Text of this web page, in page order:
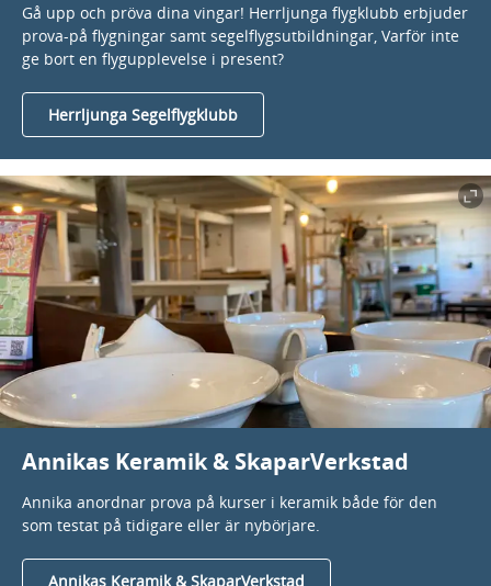
Gå upp och pröva dina vingar! Herrljunga flygklubb erbjuder
prova-på flygningar samt segelflygsutbildningar, Varför inte
ge bort en flygupplevelse i present?
Herrljunga Segelflygklubb
Annikas Keramik & SkaparVerkstad
Annika anordnar prova på kurser i keramik både för den
som testat på tidigare eller är nybörjare.
Annikas Keramik & SkaparVerkstad